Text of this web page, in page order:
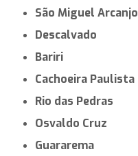
São Miguel Arcanjo
Descalvado
Bariri
Cachoeira Paulista
Rio das Pedras
Osvaldo Cruz
Guararema